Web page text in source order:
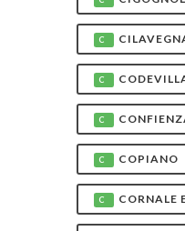
C
C
C
C COPIANO
C CORNALE